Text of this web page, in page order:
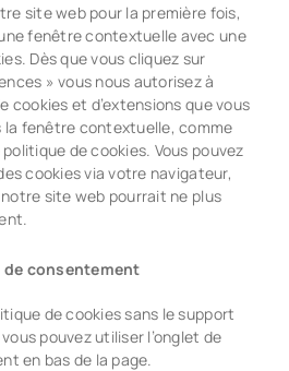
site web pour la première fois,
fenêtre contextuelle avec une
Dès que vous cliquez sur
» vous nous autorisez à
cookies et d’extensions que vous
la fenêtre contextuelle, comme
de cookies. Vous pouvez
cookies via votre navigateur,
site web pourrait ne plus
de consentement
de cookies sans le support
pouvez utiliser l’onglet de
en bas de la page.